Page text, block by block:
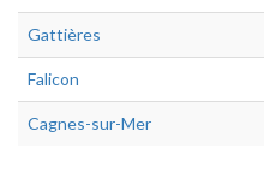
Gattières
Falicon
Cagnes-sur-Mer